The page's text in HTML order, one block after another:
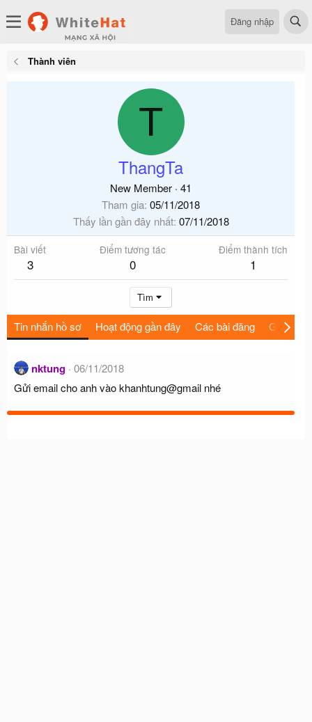
Đăng nhập
Thành viên
T
ThangTa
New Member · 41
Tham gia 05/11/2018
Thấy lần gần đây nhất 07/11/2018
Bài viết
3
Điểm tương tác
0
Điểm thành tích
1
Tìm
Tin nhắn hồ sơ Hoạt động gần đây Các bài đăng Giới thiệu
nktung 06/11/2018
Gửi email cho anh vào khanhtung@gmail nhé